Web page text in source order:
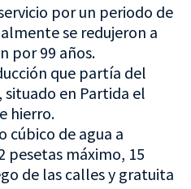
por un periodo de
se redujeron a
por 99 años.
que partía del
en Partida el
hierro.
cúbico de agua a
pesetas máximo, 15
de las calles y gratuita